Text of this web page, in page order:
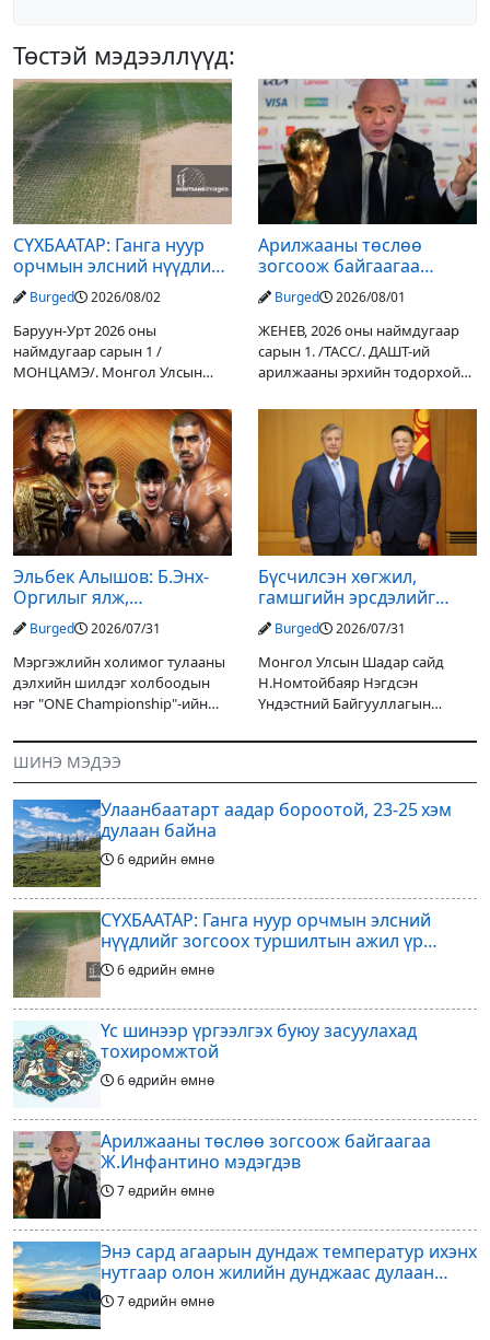
Төстэй мэдээллүүд:
СҮХБААТАР: Ганга нуур
орчмын элсний нүүдлийг
зогсоох туршилтын ажил
үр дүнгээ өгч эхэлжээ
Burged 2026/08/02
Баруун-Урт 2026 оны
наймдугаар сарын 1 /
МОНЦАМЭ/. Монгол Улсын
Дарьгангын Ганга нуурыг
сэргээн, хамгаалах төслийг
улсын төсвийн хөрөнгө
оруулалтаар хийж буй.
Төслийн
Арилжааны төслөө
зогсоож байгаагаа
Ж.Инфантино мэдэгдэв
Burged 2026/08/01
ЖЕНЕВ, 2026 оны наймдугаар
сарын 1. /ТАСС/. ДАШТ-ий
арилжааны эрхийн тодорхой
оруулагчдад худалдах
төслөөсөө татгалзахаар
шийдвэрлэснээ ФИФА-гийн
ерөнхийлөгч Жанни
Эльбек Алышов: Б.Энх-
Оргилыг ялж,
гэрийнхэндээ байшин
авч өгнө
Burged 2026/07/31
Мэргэжлийн холимог тулааны
дэлхийн шилдэг холбоодын
нэг "ONE Championship"-ийн
өнөөдөр/2026.07.31/ болно. Энэ
өдөрлөгийн оргил тулааны
эзэд нь бантам жингийн аварга
Бүсчилсэн хөгжил,
гамшгийн эрсдэлийг
бууруулах чиглэлээр
НҮБ-тай хамтын
ажиллагаагаа
өргөжүүлэхээр санал
солилцлоо
Burged 2026/07/31
Монгол Улсын Шадар сайд
Н.Номтойбаяр Нэгдсэн
Үндэстний Байгууллагын
Хиердэнийг хүлээн авч уулзан,
ажиллагааны өнөөгийн байдал
болон цаашдын
ШИНЭ МЭДЭЭ
Улаанбаатарт аадар бороотой, 23-25 хэм
дулаан байна
6 өдрийн өмнө
СҮХБААТАР: Ганга нуур орчмын элсний
нүүдлийг зогсоох туршилтын ажил үр
дүнгээ өгч эхэлжээ
6 өдрийн өмнө
Үс шинээр үргээлгэх буюу засуулахад
тохиромжтой
6 өдрийн өмнө
Арилжааны төслөө зогсоож байгаагаа
Ж.Инфантино мэдэгдэв
7 өдрийн өмнө
Энэ сард агаарын дундаж температур ихэнх
нутгаар олон жилийн дунджаас дулаан
байна
7 өдрийн өмнө